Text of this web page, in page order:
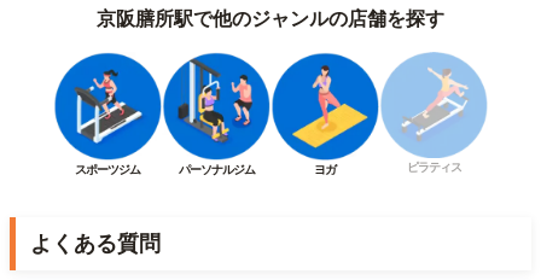
京阪膳所駅で他のジャンルの店舗を探す
スポーツジム パーソナルジム ヨガ ピラティス
よくある質問